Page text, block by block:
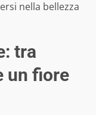
nella bellezza
tra
un fiore